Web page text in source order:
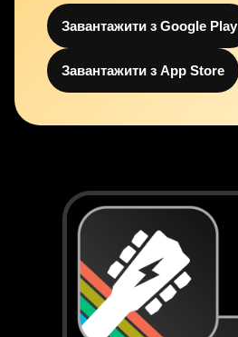
Завантажити з Google Play
Завантажити з App Store